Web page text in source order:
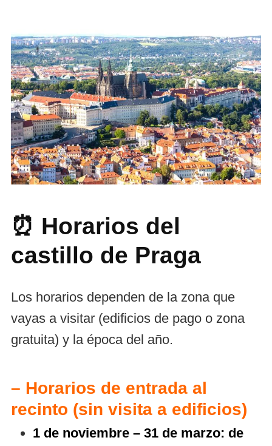
⏰ Horarios del
castillo de Praga
Los horarios dependen de la zona que
vayas a visitar (edificios de pago o zona
gratuita) y la época del año.
– Horarios de entrada al
recinto (sin visita a edificios)
1 de noviembre – 31 de marzo: de